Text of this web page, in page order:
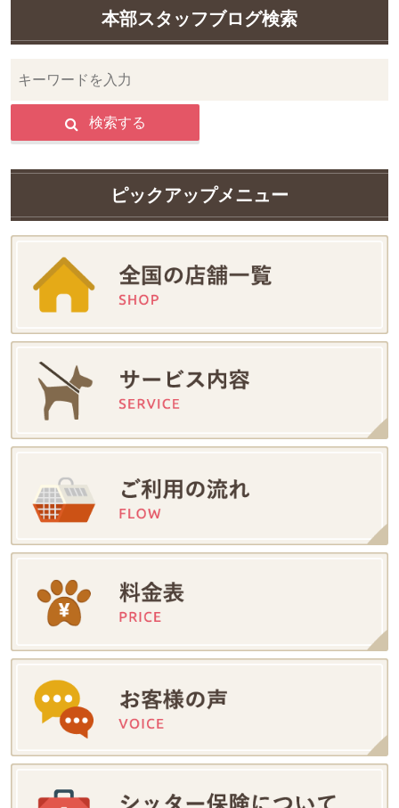
本部スタッフブログ検索
検索する
ピックアップメニュー